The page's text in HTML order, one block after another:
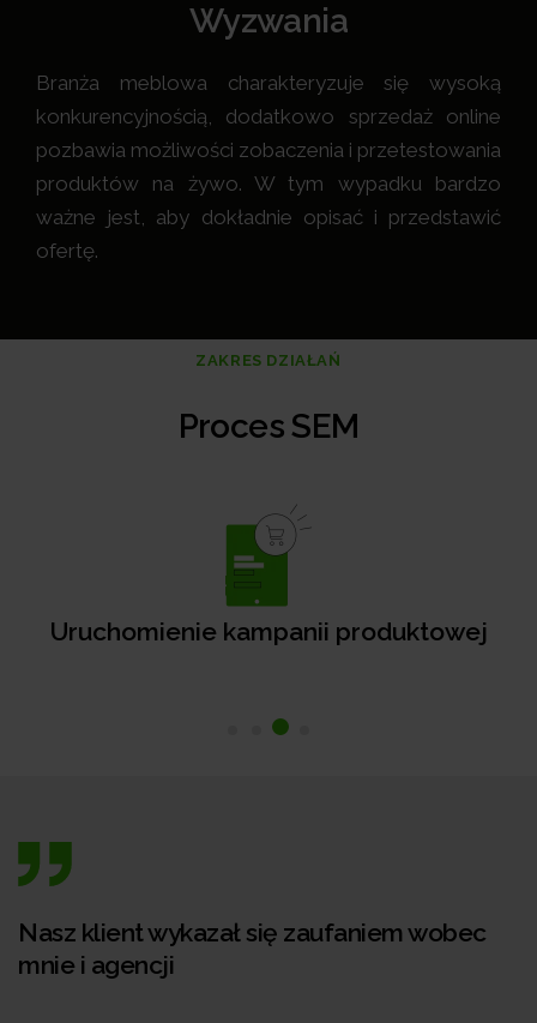
Wyzwania
Branża meblowa charakteryzuje się wysoką
konkurencyjnością, dodatkowo sprzedaż online
pozbawia możliwości zobaczenia i przetestowania
produktów na żywo. W tym wypadku bardzo
ważne jest, aby dokładnie opisać i przedstawić
ofertę.
ZAKRES DZIAŁAŃ
Proces SEM
Uruchomienie kampanii produktowej
Nasz klient wykazał się zaufaniem wobec
mnie i agencji